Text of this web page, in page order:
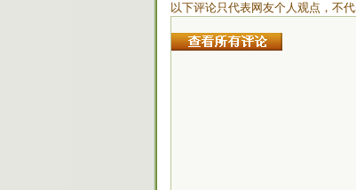
以下评论只代表网友个人观点，不